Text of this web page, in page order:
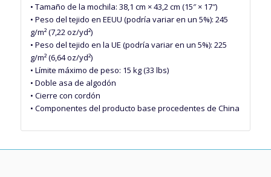
• Tamaño de la mochila: 38,1 cm × 43,2 cm (15″ × 17″)
• Peso del tejido en EEUU (podría variar en un 5%): 245
g/m² (7,22 oz/yd²)
• Peso del tejido en la UE (podría variar en un 5%): 225
g/m² (6,64 oz/yd²)
• Límite máximo de peso: 15 kg (33 lbs)
• Doble asa de algodón
• Cierre con cordón
• Componentes del producto base procedentes de China